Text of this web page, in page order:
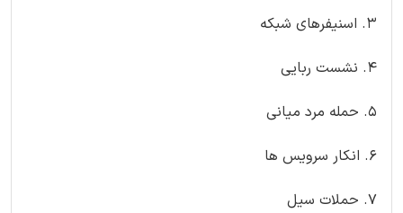
۳. اسنیفرهای شبکه
۴. نشست ربایی
۵. حمله مرد میانی
۶. انکار سرویس ها
۷. حملات سیل